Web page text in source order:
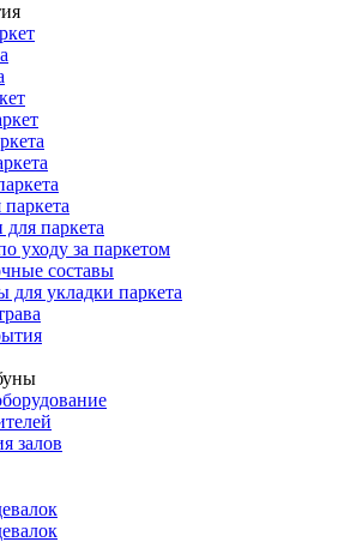
паркета
уходу за паркетом
составы
для укладки паркета
залов